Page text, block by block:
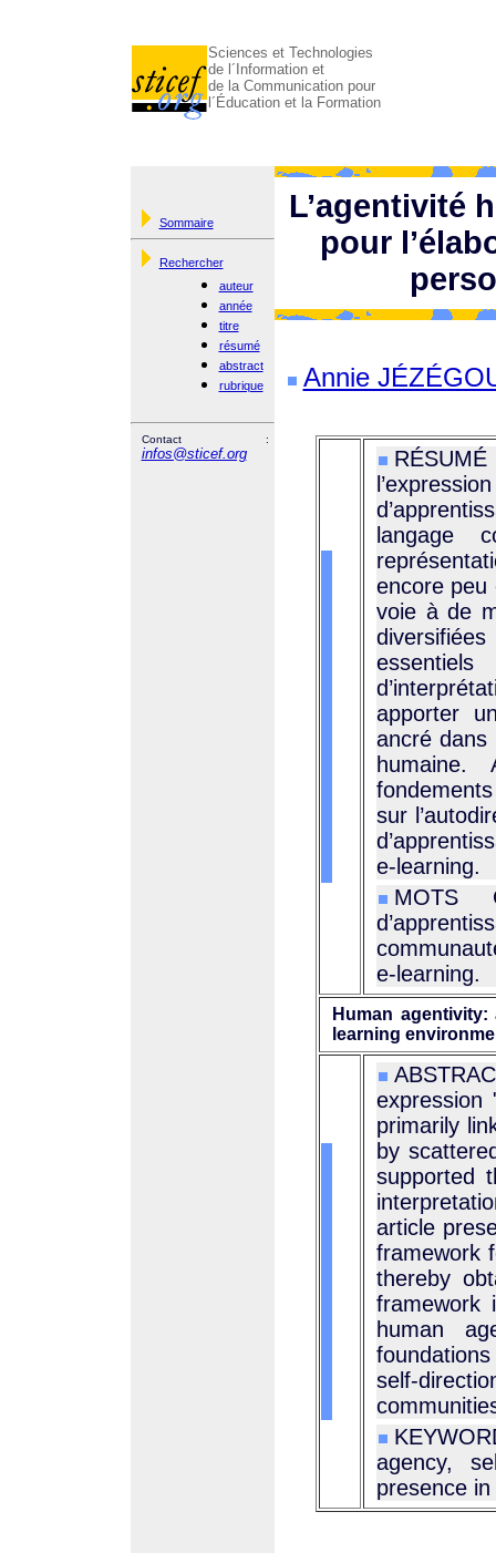
Sciences et Technologies
de l´Information et
de la Communication pour
l´Éducation et la Formation
Sommaire
Rechercher
auteur
année
titre
résumé
abstract
rubrique
Contact :
infos@sticef.org
L’agentivité
pour
Annie
langage
encore peu
voie à de
apporter
ancré dans
sur
e-learning.
MOTS
e-learning.
Human
learning
expression
primarily
by
supported
article
framework
thereby
framework
human
self-
agency,
presence